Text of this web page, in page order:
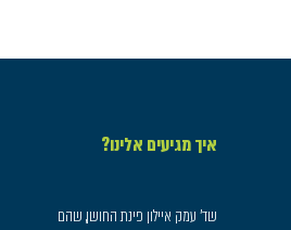
איך מגיעים אלינו?
שד׳ עמק איילון פינת החושן, שהם